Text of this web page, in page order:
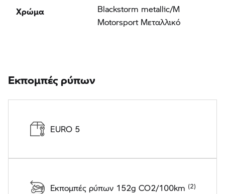
Χρώμα
Blackstorm metallic/M
Motorsport Μεταλλικό
Εκπομπές ρύπων
EURO 5
Εκπομπές ρύπων 152g CO2/100km